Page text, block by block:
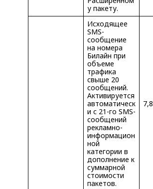
у пакету.
Исходящее
SMS-
сообщение
на номера
Билайн при
объеме
трафика
свыше 20
сообщений.
Активируется
автоматическ
и с 21-го SMS-
сообщений
рекламно-
информацион
ной
категории в
дополнение к
суммарной
стоимости
пакетов.
7,8